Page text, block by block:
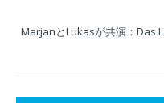
MarjanとLukasが共演：Das